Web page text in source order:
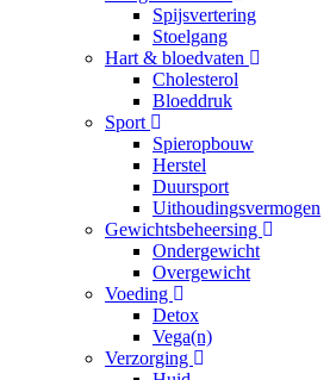
Spijsvertering
Stoelgang
Hart & bloedvaten
Cholesterol
Bloeddruk
Sport
Spieropbouw
Herstel
Duursport
Uithoudingsvermogen
Gewichtsbeheersing
Ondergewicht
Overgewicht
Voeding
Detox
Vega(n)
Verzorging